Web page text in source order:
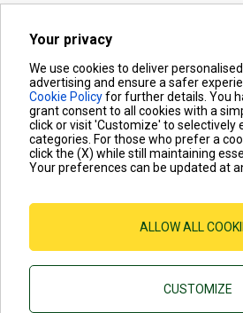
Your privacy
We use cookies to deliver
advertising and ensure a safer
Cookie Policyfor further details. You
grant consent to all cookies with a
click or visit 'Customize' to selectively
categories. For those who prefer a
click the (X) while still maintaining
Your preferences can be updated at
ALLOW ALL
CUSTOMIZE